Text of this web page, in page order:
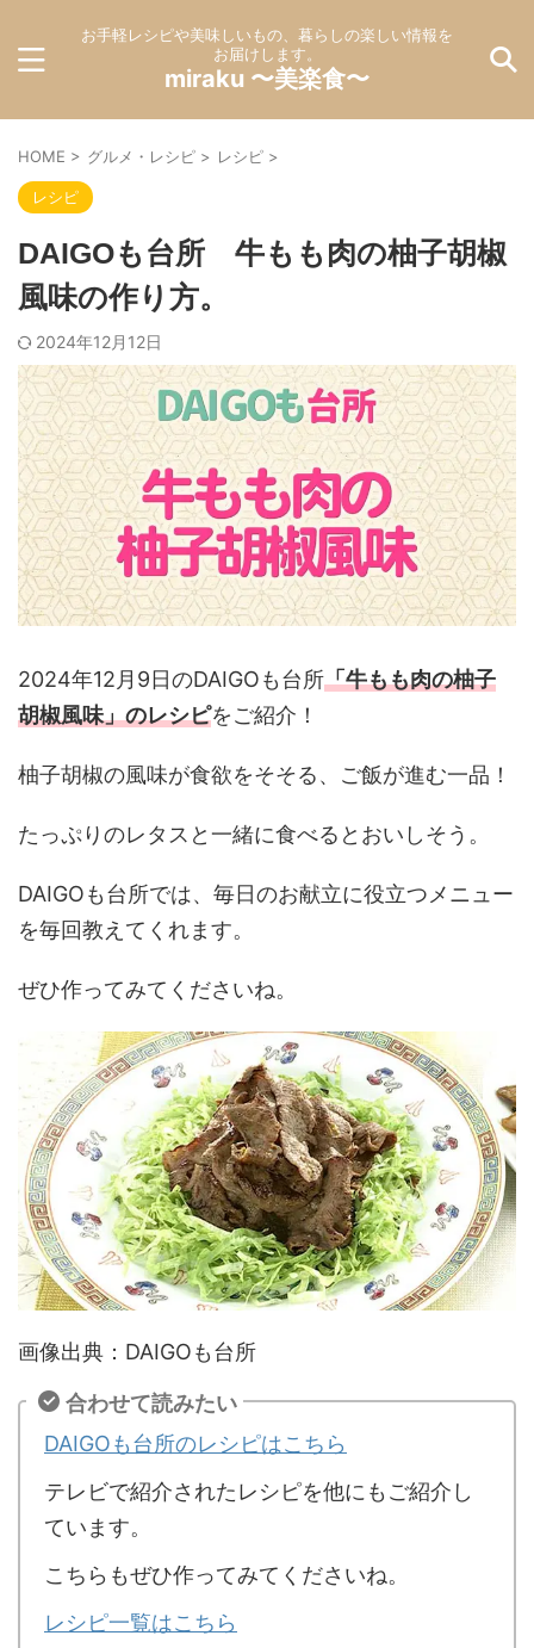
お手軽レシピや美味しいもの、暮らしの楽しい情報を
お届けします。
miraku 〜美楽食〜
HOME > グルメ・レシピ > レシピ >
レシピ
DAIGOも台所 牛もも肉の柚子胡椒
風味の作り方。
2024年12月12日
2024年12月9日のDAIGOも台所「牛もも肉の柚子
胡椒風味」のレシピをご紹介！
柚子胡椒の風味が食欲をそそる、ご飯が進む一品！
たっぷりのレタスと一緒に食べるとおいしそう。
DAIGOも台所では、毎日のお献立に役立つメニュー
を毎回教えてくれます。
ぜひ作ってみてくださいね。
画像出典：DAIGOも台所
合わせて読みたい
DAIGOも台所のレシピはこちら
テレビで紹介されたレシピを他にもご紹介し
ています。
こちらもぜひ作ってみてくださいね。
レシピ一覧はこちら